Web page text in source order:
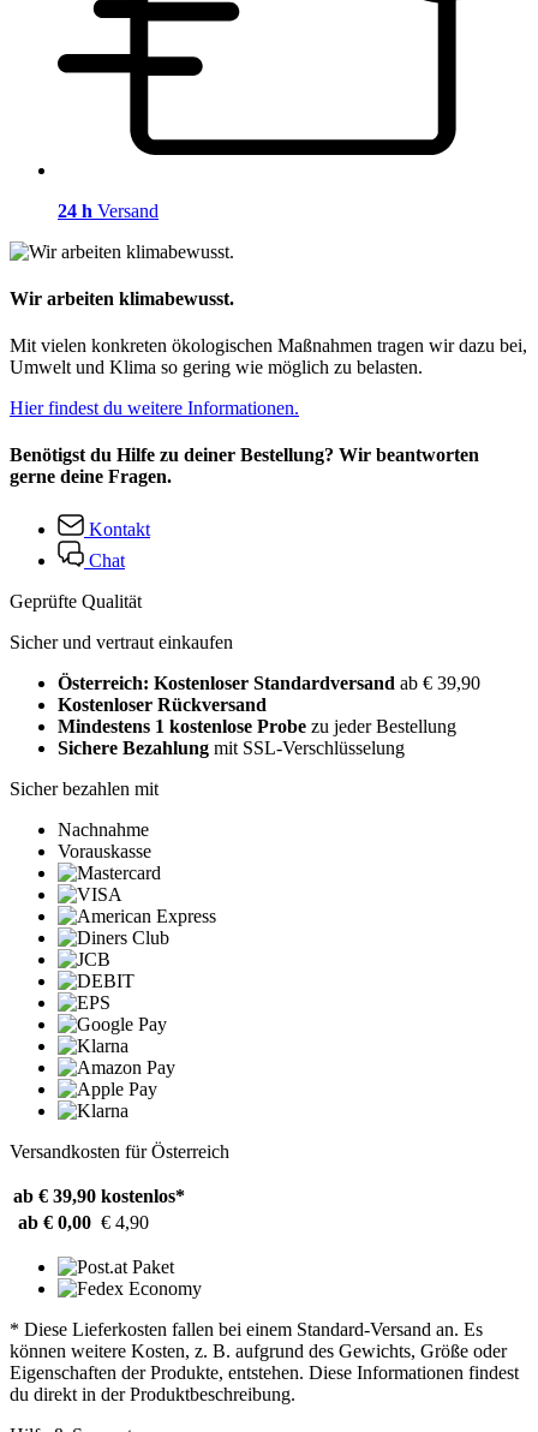
24 h Versand
Wir arbeiten klimabewusst.
Mit vielen konkreten ökologischen Maßnahmen tragen wir dazu bei,
Umwelt und Klima so gering wie möglich zu belasten.
Hier findest du weitere Informationen.
Benötigst du Hilfe zu deiner Bestellung? Wir beantworten
gerne deine Fragen.
Kontakt
Chat
Geprüfte Qualität
Sicher und vertraut einkaufen
Österreich: Kostenloser Standardversand ab € 39,90
Kostenloser Rückversand
Mindestens 1 kostenlose Probe zu jeder Bestellung
Sichere Bezahlung mit SSL-Verschlüsselung
Sicher bezahlen mit
Nachnahme
Vorauskasse
Versandkosten für Österreich
ab € 39,90 kostenlos*
ab € 0,00 € 4,90
* Diese Lieferkosten fallen bei einem Standard-Versand an. Es
können weitere Kosten, z. B. aufgrund des Gewichts, Größe oder
Eigenschaften der Produkte, entstehen. Diese Informationen findest
du direkt in der Produktbeschreibung.